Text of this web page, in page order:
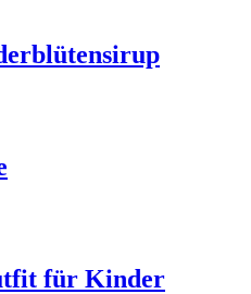
für Kinder